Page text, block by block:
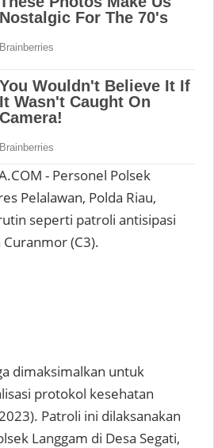
- Personel Polsek
Pelalawan, Polda Riau,
seperti patroli antisipasi
(C3).
dimaksimalkan untuk
protokol kesehatan
Patroli ini dilaksanakan
Langgam di Desa Segati,